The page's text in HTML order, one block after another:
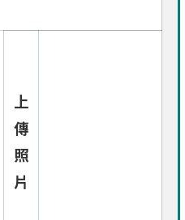
上
傳
照
片